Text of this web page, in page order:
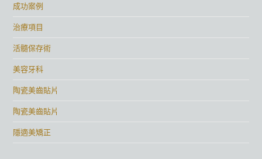
成功案例
治療項目
活髓保存術
美容牙科
陶瓷美齒貼片
陶瓷美齒貼片
隱適美矯正